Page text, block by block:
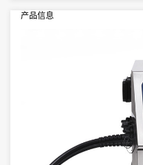
产品信息